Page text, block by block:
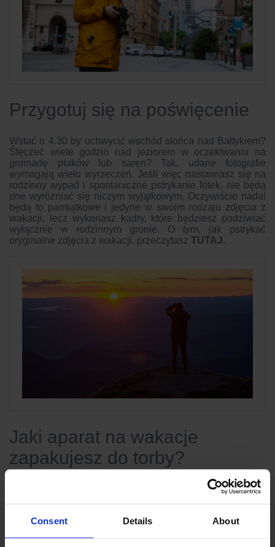
Consent Details About
Przygotuj się na poświęcenie
Wstać o 4.30 by uchwycić wschód słońca nad Bałtykiem?
Ślęczeć wiele godzin nad jeziorem w oczekiwaniu na
gromadę ptaków lub saren? Tak, udane fotografie
wymagają wielu wyrzeczeń. Jeśli więc nastawiasz się na
rodzinny wypad i spontaniczne pstrykanie fotek, nie będą
one wyróżniać się niczym wyjątkowym. Oczywiście nadal
będą to pamiątkowe i jedyne w swoim rodzaju zdjęcia z
wakacji, lecz wykonasz kadry, które będziesz podziwiać
wyłącznie w rodzinnym gronie. O tym, jak pstrykać
oryginalne zdjęcia z wakacji, przeczytasz TUTAJ.
Jaki aparat na wakacje
zapakujesz do torby?
Wakacyjne fotoekspedycje to czas relaksu. Warto mieć
Fotografia nie należy do niskobudżetowych hobby –